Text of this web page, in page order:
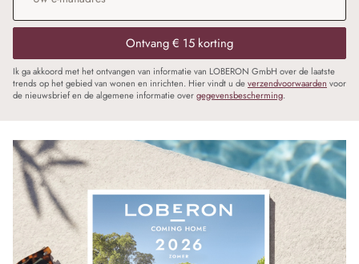
Ontvang € 15 korting
Ik ga akkoord met het ontvangen van informatie van LOBERON GmbH over de laatste
trends op het gebied van wonen en inrichten. Hier vindt u deverzendvoorwaarden voor
de nieuwsbrief en de algemene informatie overgegevensbescherming.